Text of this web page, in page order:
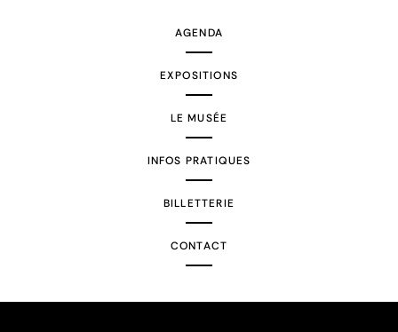
AGENDA
EXPOSITIONS
LE MUSÉE
INFOS PRATIQUES
BILLETTERIE
CONTACT